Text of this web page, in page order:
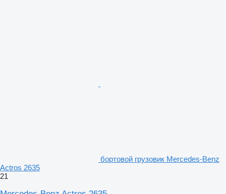
бортовой грузовик Mercedes-Benz
Actros 2635
21